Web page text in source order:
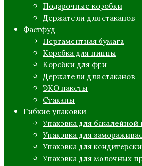
Подарочные коробки
Держатели для стаканов
Фастфуд
Пергаментная бумага
Коробка для пиццы
Коробки для фри
Держатели для стаканов
ЭКО пакеты
Стаканы
Гибкие упаковки
Упаковка для бакалейной
Упаковка для
Упаковка для
Упаковка для молочных